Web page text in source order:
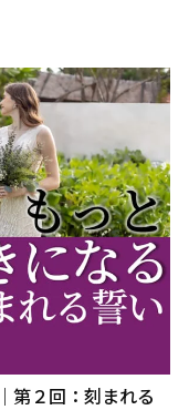
第２回：刻まれる